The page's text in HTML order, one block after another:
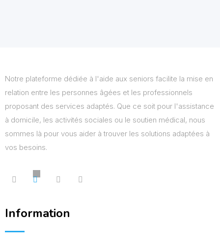
Notre plateforme dédiée à l'aide aux seniors facilite la mise en
relation entre les personnes âgées et les professionnels
proposant des services adaptés. Que ce soit pour l'assistance
à domicile, les activités sociales ou le soutien médical, nous
sommes là pour vous aider à trouver les solutions adaptées à
vos besoins.
Information